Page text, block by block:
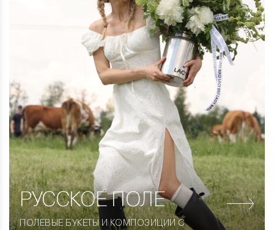
РУССКОЕ ПОЛЕ
ПОЛЕВЫЕ БУКЕТЫ И КОМПОЗИЦИИ С